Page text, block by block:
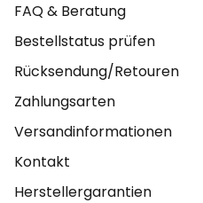
FAQ & Beratung
Bestellstatus prüfen
Rücksendung/Retouren
Zahlungsarten
Versandinformationen
Kontakt
Herstellergarantien